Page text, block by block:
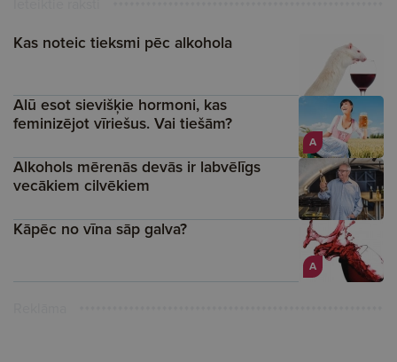
Kas noteic tieksmi pēc alkohola
A
Alū esot sievišķie hormoni, kas
feminizējot vīriešus. Vai tiešām?
Alkohols mērenās devās ir labvēlīgs
vecākiem cilvēkiem
A
Kāpēc no vīna sāp galva?